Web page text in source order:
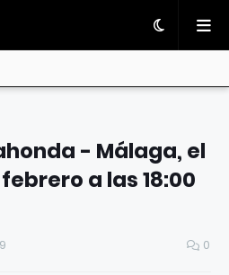
- Málaga, el
a las 18:00
0